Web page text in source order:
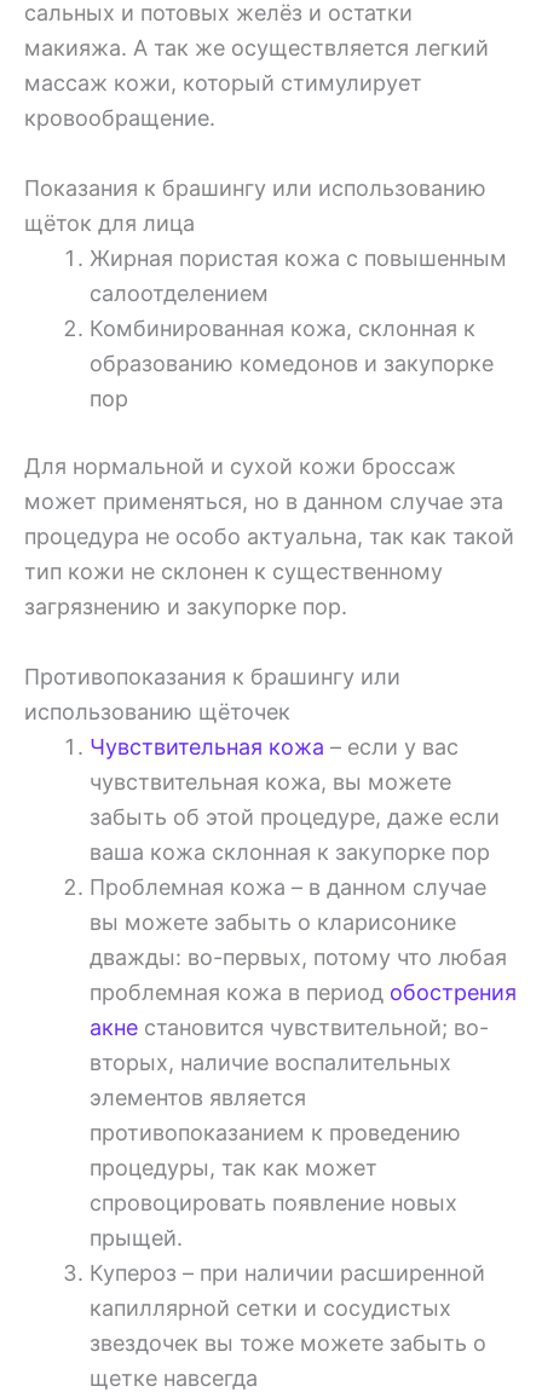
сальных и потовых желёз и остатки
макияжа. А так же осуществляется легкий
массаж кожи, который стимулирует
кровообращение.
Показания к брашингу или использованию
щёток для лица
Жирная пористая кожа с повышенным
салоотделением
Комбинированная кожа, склонная к
образованию комедонов и закупорке
пор
Для нормальной и сухой кожи броссаж
может применяться, но в данном случае эта
процедура не особо актуальна, так как такой
тип кожи не склонен к существенному
загрязнению и закупорке пор.
Противопоказания к брашингу или
использованию щёточек
Чувствительная кожа – если у вас
чувствительная кожа, вы можете
забыть об этой процедуре, даже если
ваша кожа склонная к закупорке пор
Проблемная кожа – в данном случае
вы можете забыть о кларисонике
дважды: во-первых, потому что любая
проблемная кожа в период обострения
акне становится чувствительной; во-
вторых, наличие воспалительных
элементов является
противопоказанием к проведению
процедуры, так как может
спровоцировать появление новых
прыщей.
Купероз – при наличии расширенной
капиллярной сетки и сосудистых
звездочек вы тоже можете забыть о
щетке навсегда